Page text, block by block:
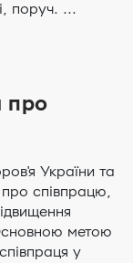
поруч. ...
про
України та
співпрацю,
метою
у